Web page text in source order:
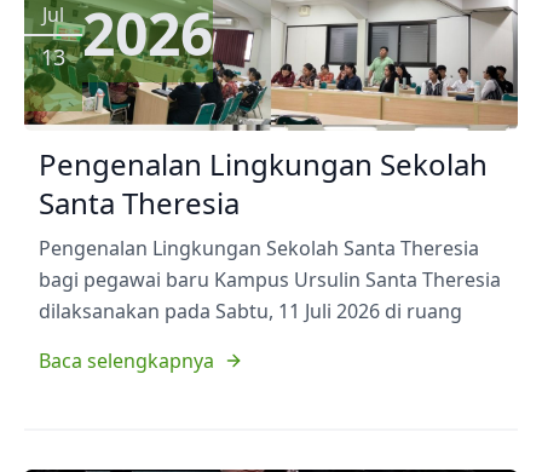
Jul
13 2026
Pengenalan Lingkungan Sekolah
Santa Theresia
Pengenalan Lingkungan Sekolah Santa Theresia
bagi pegawai baru Kampus Ursulin Santa Theresia
dilaksanakan pada Sabtu, 11 Juli 2026 di ruang
Baca selengkapnya